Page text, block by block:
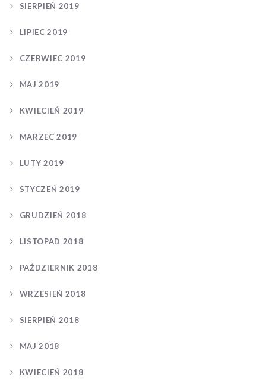
SIERPIEŃ 2019
LIPIEC 2019
CZERWIEC 2019
MAJ 2019
KWIECIEŃ 2019
MARZEC 2019
LUTY 2019
STYCZEŃ 2019
GRUDZIEŃ 2018
LISTOPAD 2018
PAŹDZIERNIK 2018
WRZESIEŃ 2018
SIERPIEŃ 2018
MAJ 2018
KWIECIEŃ 2018